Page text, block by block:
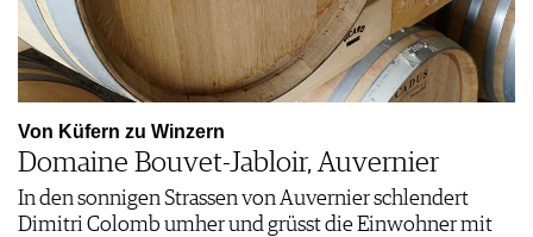
Von Küfern zu Winzern
Domaine Bouvet-Jabloir, Auvernier
In den sonnigen Strassen von Auvernier schlendert
Dimitri Colomb umher und grüsst die Einwohner mit